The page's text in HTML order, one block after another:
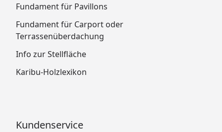
Fundament für Pavillons
Fundament für Carport oder
Terrassenüberdachung
Info zur Stellfläche
Karibu-Holzlexikon
Kundenservice